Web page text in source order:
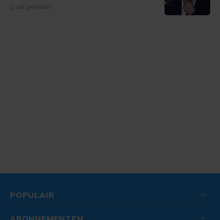
2 uur geleden
POPULAIR